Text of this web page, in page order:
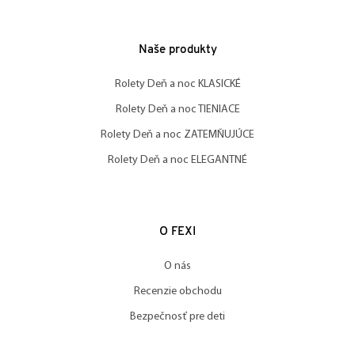
Naše produkty
Rolety Deň a noc KLASICKÉ
Rolety Deň a noc TIENIACE
Rolety Deň a noc ZATEMŇUJÚCE
Rolety Deň a noc ELEGANTNÉ
O FEXI
O nás
Recenzie obchodu
Bezpečnosť pre deti